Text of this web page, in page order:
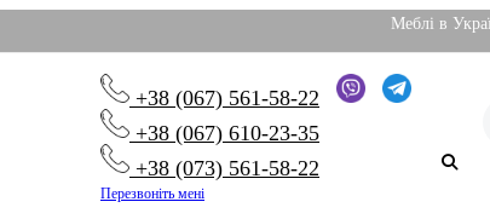
Меблі в
+38 (067) 561-58-22
+38 (067) 610-23-35
+38 (073) 561-58-22
Перезвоніть мені